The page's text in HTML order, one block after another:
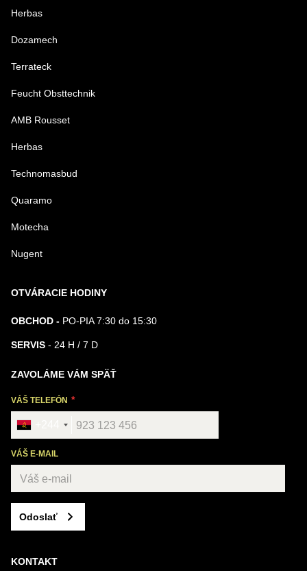
Herbas
Dozamech
Terrateck
Feucht Obsttechnik
AMB Rousset
Herbas
Technomasbud
Quaramo
Motecha
Nugent
OTVÁRACIE HODINY
OBCHOD - PO-PIA 7:30 do 15:30
SERVIS - 24 H / 7 D
ZAVOLÁME VÁM SPÄŤ
VÁŠ TELEFÓN
VÁŠ E-MAIL
Odoslať
KONTAKT